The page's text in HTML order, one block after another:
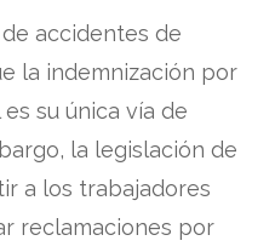
accidentes de
la indemnización por
su única vía de
la legislación de
a los trabajadores
reclamaciones por